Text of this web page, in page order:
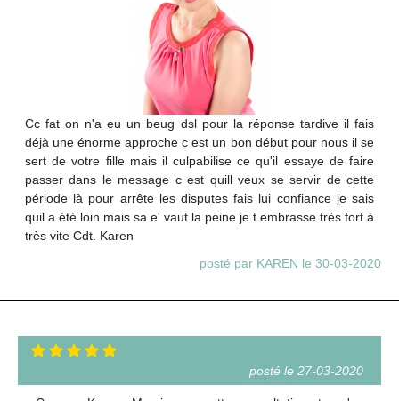
Cc fat on n'a eu un beug dsl pour la réponse tardive il fais
déjà une énorme approche c est un bon début pour nous il se
sert de votre fille mais il culpabilise ce qu'il essaye de faire
passer dans le message c est quill veux se servir de cette
période là pour arrête les disputes fais lui confiance je sais
quil a été loin mais sa e' vaut la peine je t embrasse très fort à
très vite Cdt. Karen
posté par KAREN le 30-03-2020
posté le 27-03-2020